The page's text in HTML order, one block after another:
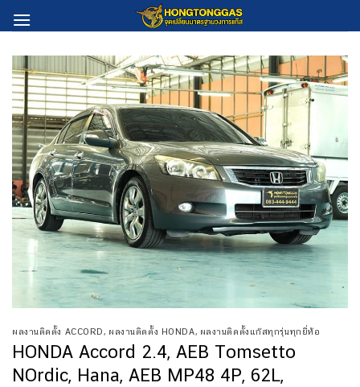
to
ผลงานติดตั้ง ACCORD , ผลงานติดตั้ง HONDA, ผลงานติดตั้งแก๊สทุกรุ่นทุกยี่ห้อ
HONDA Accord 2.4, AEB Tomsetto
NOrdic, Hana, AEB MP48 4P, 62L,